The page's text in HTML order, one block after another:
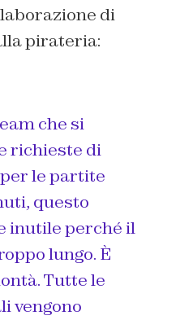
di
pirateria:
che si
richieste di
le partite
questo
inutile perché il
lungo. È
Tutte le
vengono